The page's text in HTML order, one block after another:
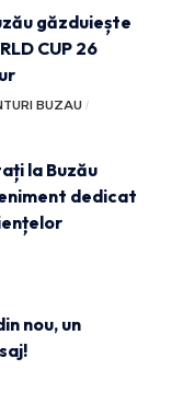
găzduiește
CUP 26
BUZAU
la Buzău
dedicat
nou, un